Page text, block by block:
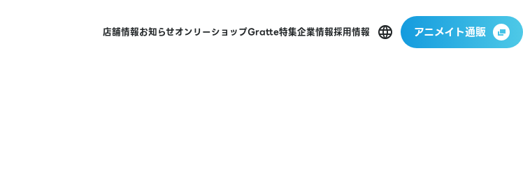
店舗情報お知らせオンリーショップGratte特集企業情報採用情報 アニメイト通販